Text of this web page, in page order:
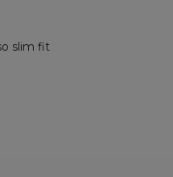
slim fit